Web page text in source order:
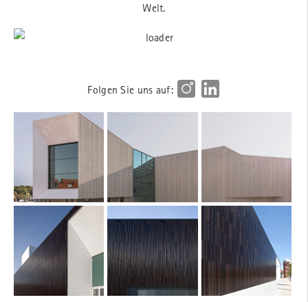
Welt.
Folgen Sie uns auf: